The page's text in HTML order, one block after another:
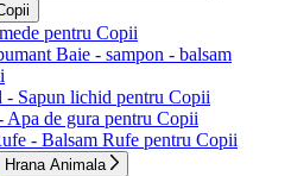
pentru Copii
Baie - sampon - balsam
- Sapun lichid pentru Copii
Apa de gura pentru Copii
- Balsam Rufe pentru Copii
Hrana Animala